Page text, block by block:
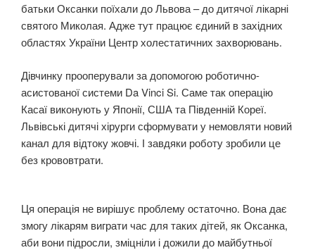
батьки Оксанки поїхали до Львова – до дитячої лікарні
святого Миколая. Адже тут працює єдиний в західних
областях України Центр холестатичних захворювань.
Дівчинку прооперували за допомогою роботично-
асистованої системи Da Vinci Si. Саме так операцію
Касаї виконують у Японії, США та Південній Кореї.
Львівські дитячі хірурги сформувати у немовляти новий
канал для відтоку жовчі. І завдяки роботу зробили це
без крововтрати.
Ця операція не вирішує проблему остаточно. Вона дає
змогу лікарям виграти час для таких дітей, як Оксанка,
аби вони підросли, зміцніли і дожили до майбутньої